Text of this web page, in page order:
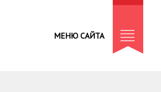
МЕНЮ САЙТА